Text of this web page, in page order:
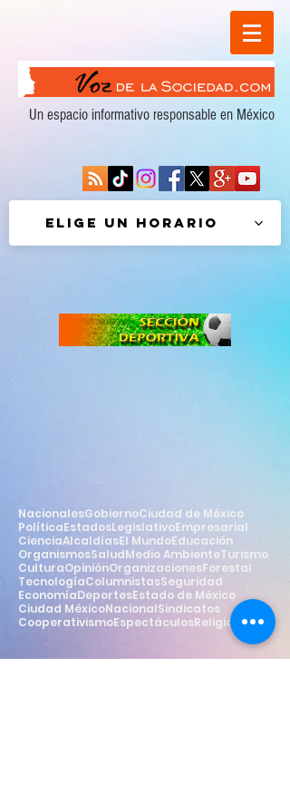
Un espacio informativo responsable en México
Elige un horario
NacionalesGobiernoCiudad de México
PolíticaEstadosLegislativoEmpresarial
CienciaAlcaldíasEl MundoEducación
OrganismosSaludMedio AmbienteTurismo
CulturaOpiniónOrganizacionesForestal
TecnologíaColumnistasSeguridad
EconomíaDeportesEstado de México
Ciudad MéxicoNacionalSindicatos
CooperativismoEspectáculosReligión Estilo